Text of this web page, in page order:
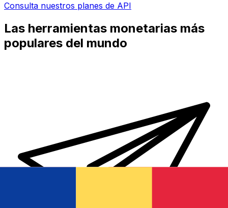
Consulta nuestros planes de API
Las herramientas monetarias más
populares del mundo